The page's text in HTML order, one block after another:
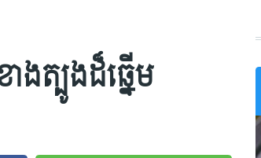
ត្បូងដ៏ឆ្នើម